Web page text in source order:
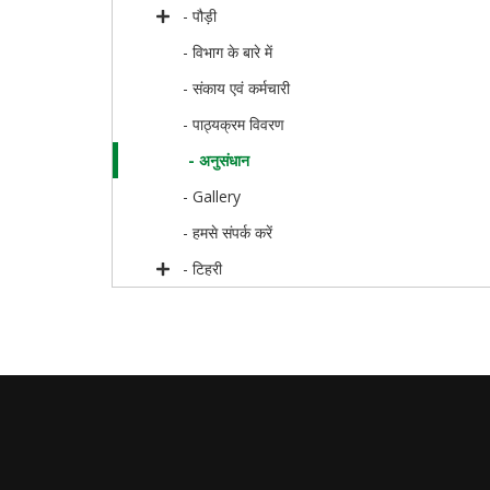
- पौड़ी
- विभाग के बारे में
- संकाय एवं कर्मचारी
- पाठ्यक्रम विवरण
- अनुसंधान
- Gallery
- हमसे संपर्क करें
- टिहरी